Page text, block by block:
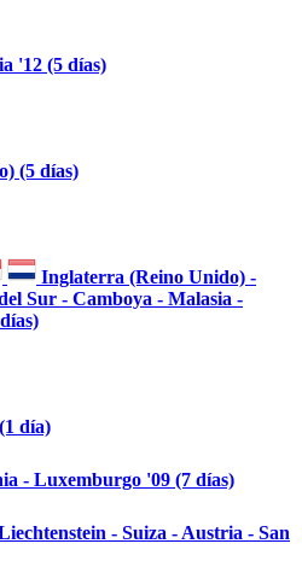
'12 (5 días)
(5 días)
Inglaterra (Reino Unido) -
Sur - Camboya - Malasia -
día)
- Luxemburgo '09 (7 días)
- Suiza - Austria - San